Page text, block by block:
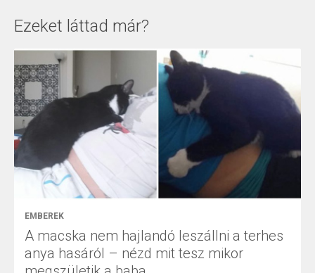
Ezeket láttad már?
EMBEREK
A macska nem hajlandó leszállni a terhes
anya hasáról – nézd mit tesz mikor